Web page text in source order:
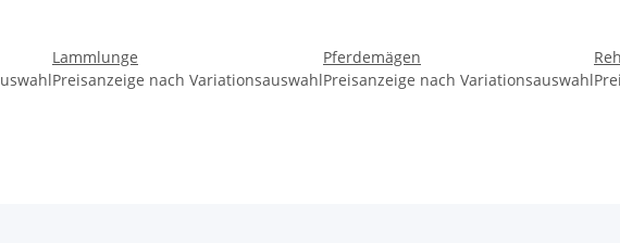
Lammlunge
Preisanzeige nach Variationsauswahl
Pferdemägen
Preisanzeige nach Variationsauswahl